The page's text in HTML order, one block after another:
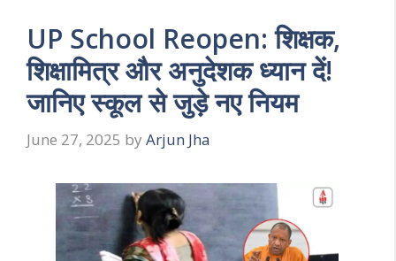
UP School Reopen: शिक्षक,
शिक्षामित्र और अनुदेशक ध्यान दें!
जानिए स्कूल से जुड़े नए नियम
June 27, 2025 by Arjun Jha